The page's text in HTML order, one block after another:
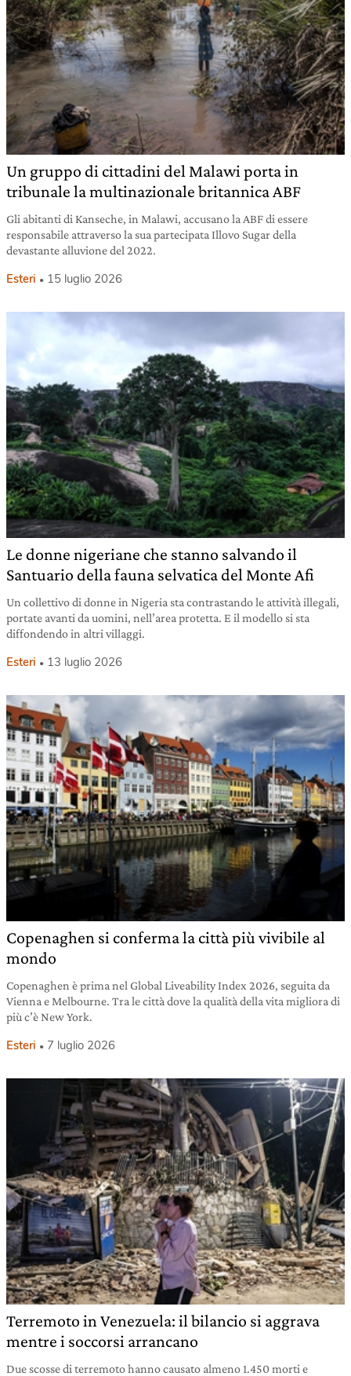
Un gruppo di cittadini del Malawi porta in
tribunale la multinazionale britannica ABF
Gli abitanti di Kanseche, in Malawi, accusano la ABF di essere
responsabile attraverso la sua partecipata Illovo Sugar della
devastante alluvione del 2022.
Esteri 15 luglio 2026
Le donne nigeriane che stanno salvando il
Santuario della fauna selvatica del Monte Afi
Un collettivo di donne in Nigeria sta contrastando le attività illegali,
portate avanti da uomini, nell’area protetta. E il modello si sta
diffondendo in altri villaggi.
Esteri 13 luglio 2026
Copenaghen si conferma la città più vivibile al
mondo
Copenaghen è prima nel Global Liveability Index 2026, seguita da
Vienna e Melbourne. Tra le città dove la qualità della vita migliora di
più c’è New York.
Esteri 7 luglio 2026
Terremoto in Venezuela: il bilancio si aggrava
mentre i soccorsi arrancano
Due scosse di terremoto hanno causato almeno 1.450 morti e